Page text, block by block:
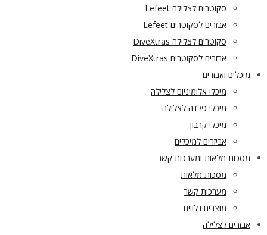
סקוטרים לצלילה Lefeet
אבזרים לסקוטרים Lefeet
סקוטרים לצלילה DiveXtras
אבזרים לסקוטרים DiveXtras
מיכלים ואבזרים
מיכלי אלומיניום לצלילה
מיכלי פלדה לצלילה
מיכלי קרבון
אביזרים למיכלים
מסכות מלאות ומערכות קשר
מסכות מלאות
מערכות קשר
מוצרים נלווים
אבזרים לצלילה